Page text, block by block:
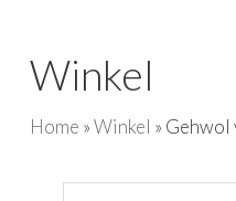
Winkel
Home »Winkel » Gehwol